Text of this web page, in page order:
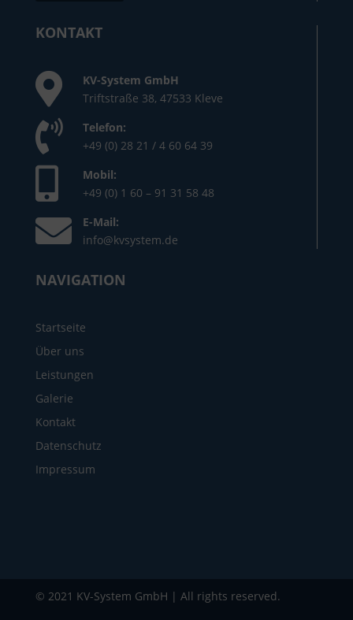
KONTAKT
KV-System GmbH
Triftstraße 38, 47533 Kleve
Telefon:
+49 (0) 28 21 / 4 60 64 39
Mobil:
+49 (0) 1 60 – 91 31 58 48
E-Mail:
info@kvsystem.de
NAVIGATION
Startseite
Über uns
Leistungen
Galerie
Kontakt
Datenschutz
Impressum
© 2021 KV-System GmbH | All rights reserved.